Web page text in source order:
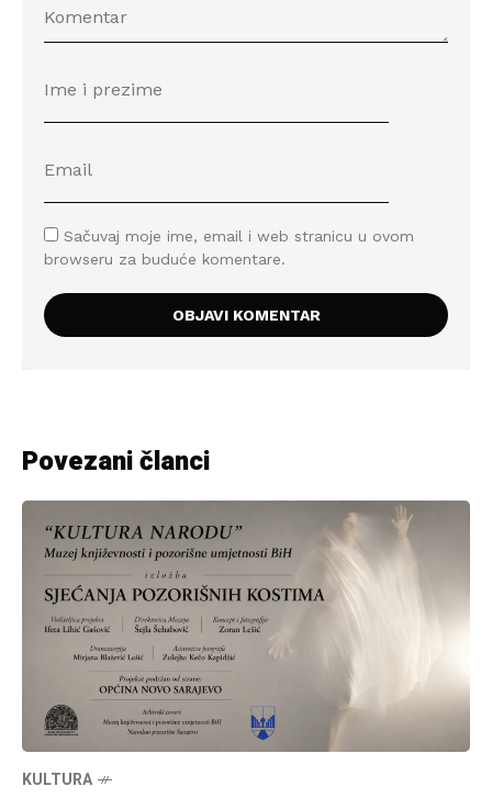
Sačuvaj moje ime, email i web stranicu u ovom
browseru za buduće komentare.
Povezani članci
KULTURA